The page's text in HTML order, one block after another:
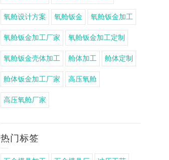
氧舱设计方案 氧舱钣金 氧舱钣金加工
氧舱钣金加工厂家 氧舱钣金加工定制
氧舱钣金壳体加工 舱体加工 舱体定制
舱体钣金加工厂家 高压氧舱
高压氧舱厂家
热门标签